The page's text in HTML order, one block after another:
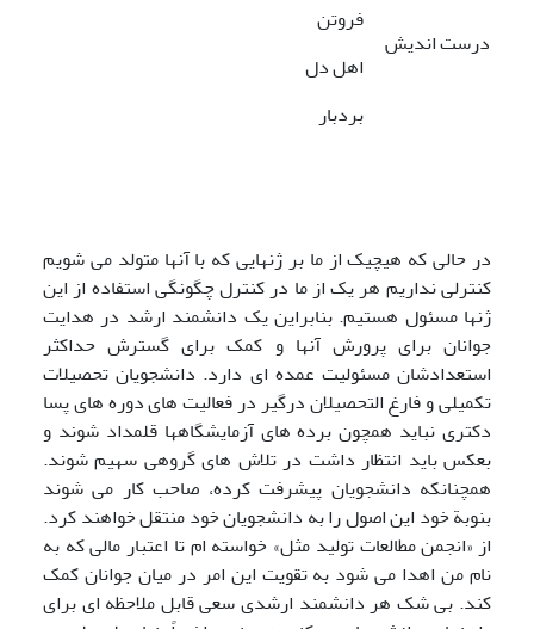
درست اندیش
فروتن
اهل دل
بردبار
در حالی که هیچیک از ما بر ژنهایی که با آنها متولد می شویم
کنترلی نداریم هر یک از ما در کنترل چگونگی استفاده از این
ژنها مسئول هستیم. بنابراین یک دانشمند ارشد در هدایت
جوانان برای پرورش آنها و کمک برای گسترش حداکثر
استعدادشان مسئولیت عمده ای دارد. دانشجویان تحصیلات
تکمیلی و فارغ التحصیلان درگیر در فعالیت های دوره های پسا
دکتری نباید همچون برده های آزمایشگاهها قلمداد شوند و
بعکس باید انتظار داشت در تلاش های گروهی سهیم شوند.
همچنانکه دانشجویان پیشرفت کرده، صاحب کار می شوند
بنوبة خود این اصول را به دانشجویان خود منتقل خواهند کرد.
از «انجمن مطالعات تولید مثل» خواسته ام تا اعتبار مالی که به
نام من اهدا می شود به تقویت این امر در میان جوانان کمک
کند. بی شک هر دانشمند ارشدی سعی قابل ملاحظه ای برای